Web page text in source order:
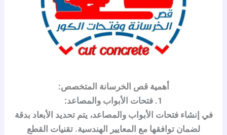
أهمية قص الخرسانة المتخصص:
1. فتحات الأبواب والمصاعد:
في إنشاء فتحات الأبواب والمصاعد، يتم تحديد الأبعاد بدقة
لضمان توافقها مع المعايير الهندسية. تقنيات القطع